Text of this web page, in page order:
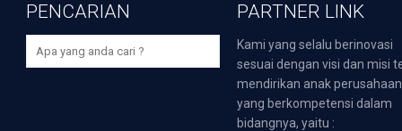
PENCARIAN PARTNER LINK
Kami yang selalu berinovasi
sesuai dengan visi dan misi
mendirikan anak perusahaan
yang berkompetensi dalam
bidangnya, yaitu :